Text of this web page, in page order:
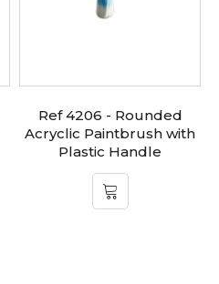
Ref 4206 - Rounded
Acryclic Paintbrush with
Plastic Handle